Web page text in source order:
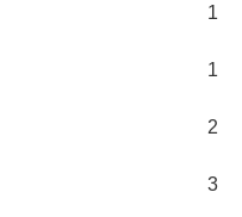
1
1
2
3